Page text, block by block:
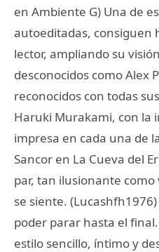
en Ambiente G) Una de
autoeditadas, consiguen
lector, ampliando su
desconocidos como Alex
reconocidos con todas
Haruki Murakami, con la
impresa en cada una de
Sancor en La Cueva del
par, tan ilusionante como
se siente.
poder parar hasta el
estilo sencillo, íntimo y